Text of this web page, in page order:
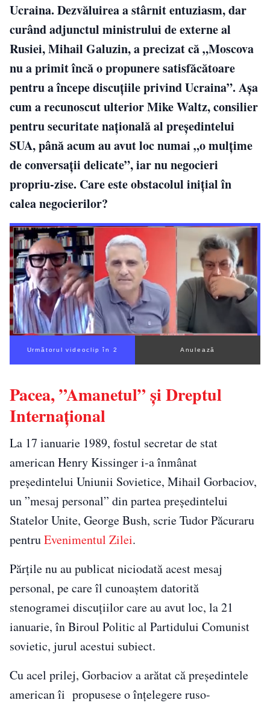
Ucraina. Dezvăluirea a stârnit entuziasm, dar
curând adjunctul ministrului de externe al
Rusiei, Mihail Galuzin, a precizat că „Moscova
nu a primit încă o propunere satisfăcătoare
pentru a începe discuțiile privind Ucraina”. Așa
cum a recunoscut ulterior Mike Waltz, consilier
pentru securitate națională al președintelui
SUA, până acum au avut loc numai „o mulțime
de conversații delicate”, iar nu negocieri
propriu-zise. Care este obstacolul inițial în
calea negocierilor?
Următorul videoclip în 1 Anulează
Pacea, ”Amanetul” și Dreptul
Internațional
La 17 ianuarie 1989, fostul secretar de stat
american Henry Kissinger i-a înmânat
președintelui Uniunii Sovietice, Mihail Gorbaciov,
un ”mesaj personal” din partea președintelui
Statelor Unite, George Bush, scrie Tudor Păcuraru
pentruEvenimentul Zilei.
Părțile nu au publicat niciodată acest mesaj
personal, pe care îl cunoaștem datorită
stenogramei discuțiilor care au avut loc, la 21
ianuarie, în Biroul Politic al Partidului Comunist
sovietic, jurul acestui subiect.
Cu acel prilej, Gorbaciov a arătat că președintele
american îi propusese o înțelegere ruso-